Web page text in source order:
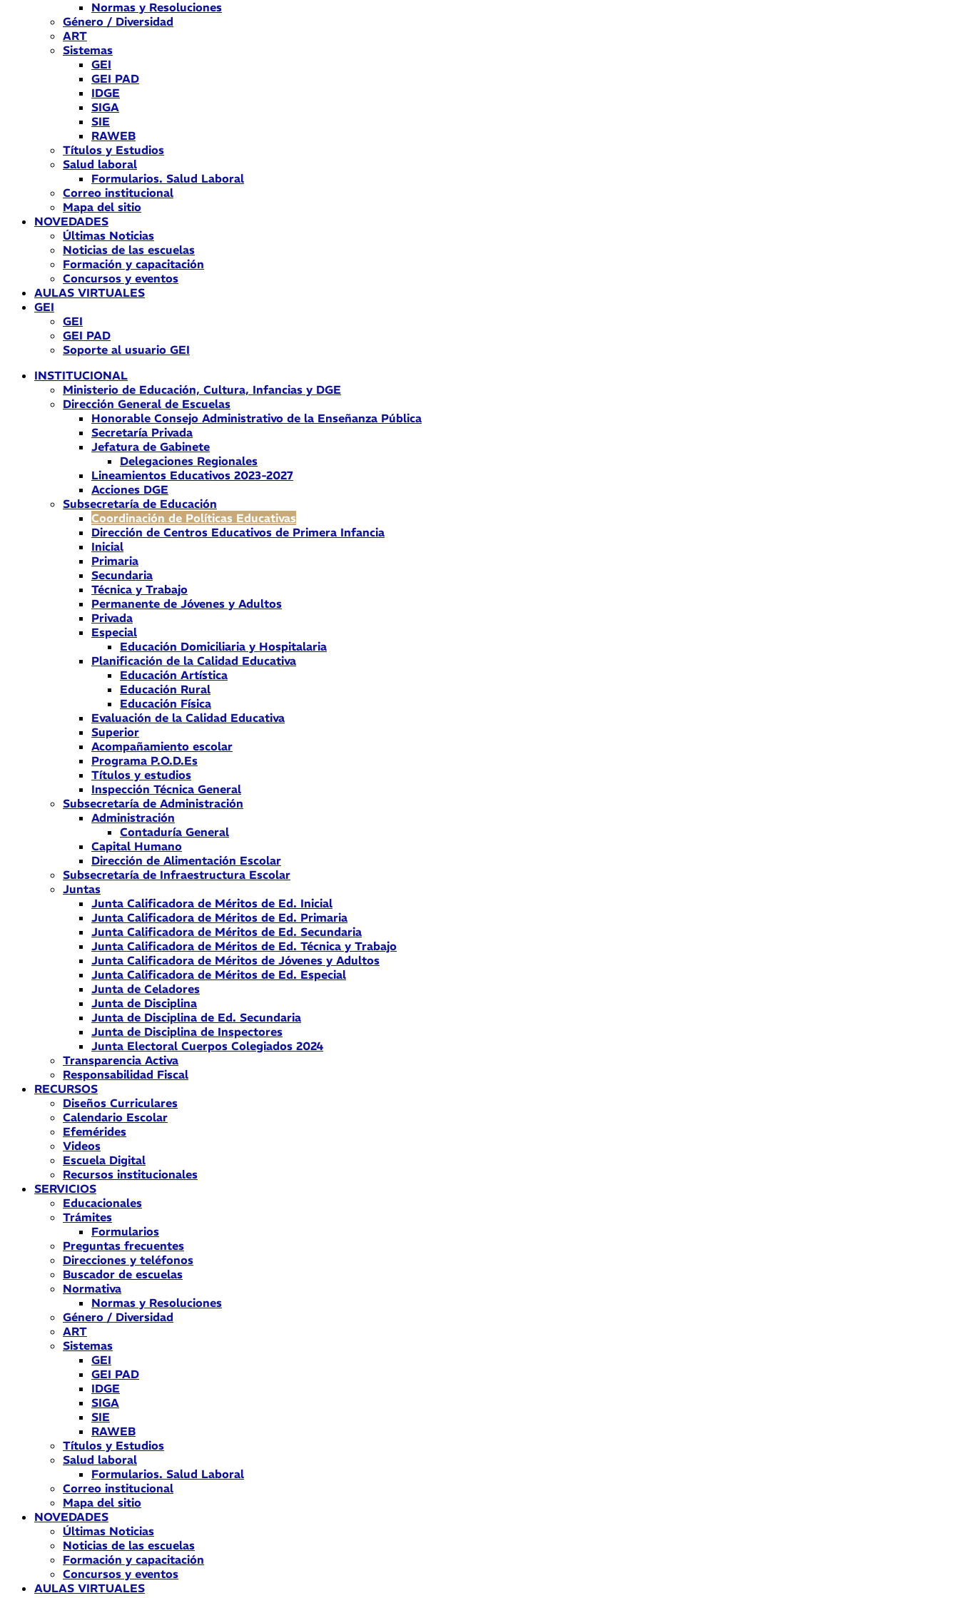
Normas y Resoluciones
Género / Diversidad
ART
Sistemas
GEI
GEI PAD
IDGE
SIGA
SIE
RAWEB
Títulos y Estudios
Salud laboral
Formularios. Salud Laboral
Correo institucional
Mapa del sitio
NOVEDADES
Últimas Noticias
Noticias de las escuelas
Formación y capacitación
Concursos y eventos
AULAS VIRTUALES
GEI
GEI
GEI PAD
Soporte al usuario GEI
INSTITUCIONAL
Ministerio de Educación, Cultura, Infancias y DGE
Dirección General de Escuelas
Honorable Consejo Administrativo de la Enseñanza Pública
Secretaría Privada
Jefatura de Gabinete
Delegaciones Regionales
Lineamientos Educativos 2023-2027
Acciones DGE
Subsecretaría de Educación
Coordinación de Políticas Educativas
Dirección de Centros Educativos de Primera Infancia
Inicial
Primaria
Secundaria
Técnica y Trabajo
Permanente de Jóvenes y Adultos
Privada
Especial
Educación Domiciliaria y Hospitalaria
Planificación de la Calidad Educativa
Educación Artística
Educación Rural
Educación Física
Evaluación de la Calidad Educativa
Superior
Acompañamiento escolar
Programa P.O.D.Es
Títulos y estudios
Inspección Técnica General
Subsecretaría de Administración
Administración
Contaduría General
Capital Humano
Dirección de Alimentación Escolar
Subsecretaría de Infraestructura Escolar
Juntas
Junta Calificadora de Méritos de Ed. Inicial
Junta Calificadora de Méritos de Ed. Primaria
Junta Calificadora de Méritos de Ed. Secundaria
Junta Calificadora de Méritos de Ed. Técnica y Trabajo
Junta Calificadora de Méritos de Jóvenes y Adultos
Junta Calificadora de Méritos de Ed. Especial
Junta de Celadores
Junta de Disciplina
Junta de Disciplina de Ed. Secundaria
Junta de Disciplina de Inspectores
Junta Electoral Cuerpos Colegiados 2024
Transparencia Activa
Responsabilidad Fiscal
RECURSOS
Diseños Curriculares
Calendario Escolar
Efemérides
Videos
Escuela Digital
Recursos institucionales
SERVICIOS
Educacionales
Trámites
Formularios
Preguntas frecuentes
Direcciones y teléfonos
Buscador de escuelas
Normativa
Normas y Resoluciones
Género / Diversidad
ART
Sistemas
GEI
GEI PAD
IDGE
SIGA
SIE
RAWEB
Títulos y Estudios
Salud laboral
Formularios. Salud Laboral
Correo institucional
Mapa del sitio
NOVEDADES
Últimas Noticias
Noticias de las escuelas
Formación y capacitación
Concursos y eventos
AULAS VIRTUALES